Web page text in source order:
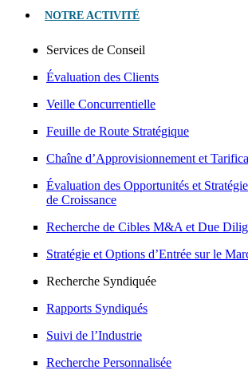
NOTRE ACTIVITÉ
Services de Conseil
Évaluation des Clients
Veille Concurrentielle
Feuille de Route Stratégique
Chaîne d’Approvisionnement et
Évaluation des Opportunités et Stratégie
de Croissance
Recherche de Cibles M&A et Due
Stratégie et Options d’Entrée sur le
Recherche Syndiquée
Rapports Syndiqués
Suivi de l’Industrie
Recherche Personnalisée